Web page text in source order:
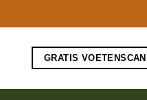
GRATIS VOETENSCAN